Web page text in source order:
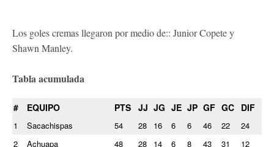
Los goles cremas llegaron por medio de:: Junior Copete y
Shawn Manley.
Tabla acumulada
# EQUIPO PTS JJ JG JE JP GF GC DIF
1 Sacachispas 54 28 16 6 6 46 22
24
2
Achuapa 48 28 14 6 8 43 31
12